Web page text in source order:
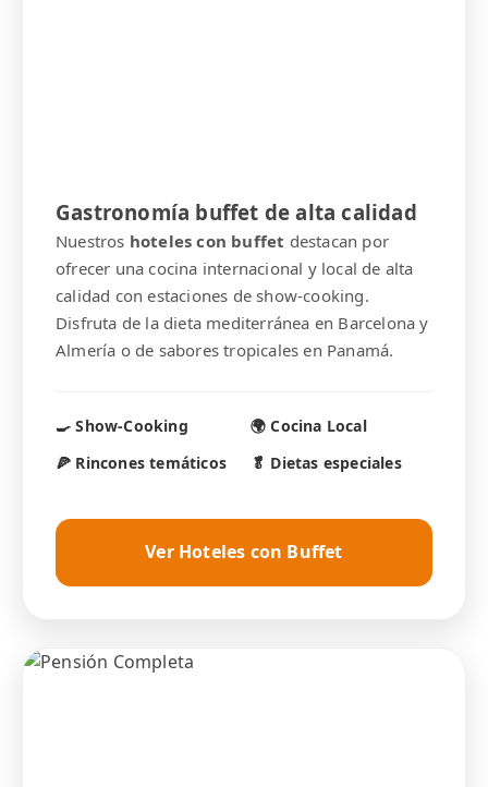
Gastronomía buffet de alta calidad
Nuestros hoteles con buffet destacan por
ofrecer una cocina internacional y local de alta
calidad con estaciones de show-cooking.
Disfruta de la dieta mediterránea en Barcelona y
Almería o de sabores tropicales en Panamá.
🍳 Show-Cooking
🌍 Cocina Local
🍕 Rincones temáticos
🥬 Dietas especiales
Ver Hoteles con Buffet